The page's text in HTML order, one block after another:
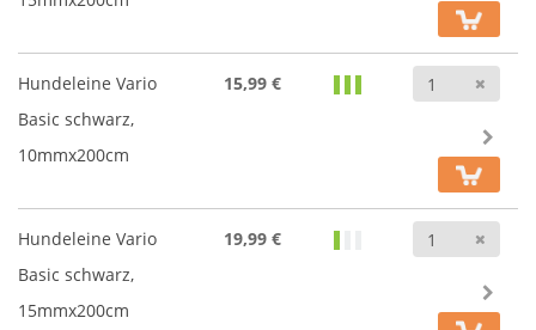
Hundeleine Vario
Basic schwarz,
10mmx200cm
15,99 €
Hundeleine Vario
Basic schwarz,
15mmx200cm
19,99 €